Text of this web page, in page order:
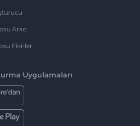
Aracı
Fikirleri
Uygulamaları